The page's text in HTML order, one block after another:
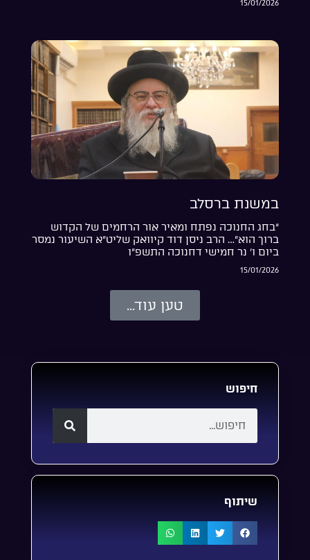
15/01/2026
במשנת ברסלב
“בחג החנוכה נפתח ומאיר אור הרחמים של הקדוש
ברוך הוא”… הרב ניסן דוד קיוואק שליט”א השיעור נמסר
ביום ו’ נר חמישי דחנוכה התשפ”ו
15/01/2026
טען עוד...
חיפוש
שיתוף